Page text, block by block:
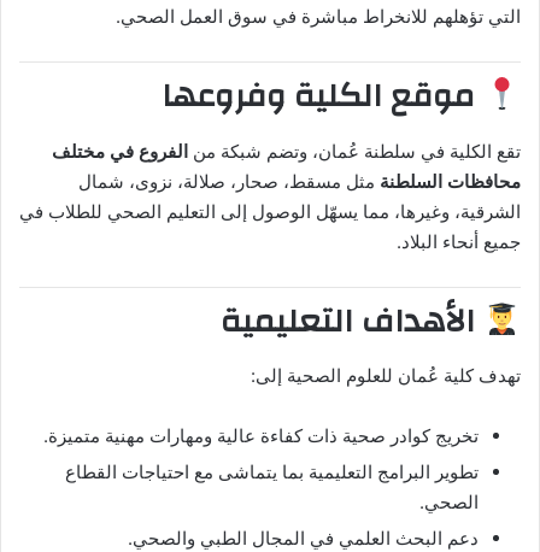
التي تؤهلهم للانخراط مباشرة في سوق العمل الصحي.
موقع الكلية وفروعها
تقع الكلية في سلطنة عُمان، وتضم شبكة من الفروع في مختلف
محافظات السلطنة مثل مسقط، صحار، صلالة، نزوى، شمال
الشرقية، وغيرها، مما يسهّل الوصول إلى التعليم الصحي للطلاب في
جميع أنحاء البلاد.
الأهداف التعليمية
تهدف كلية عُمان للعلوم الصحية إلى:
تخريج كوادر صحية ذات كفاءة عالية ومهارات مهنية متميزة.
تطوير البرامج التعليمية بما يتماشى مع احتياجات القطاع
الصحي.
دعم البحث العلمي في المجال الطبي والصحي.